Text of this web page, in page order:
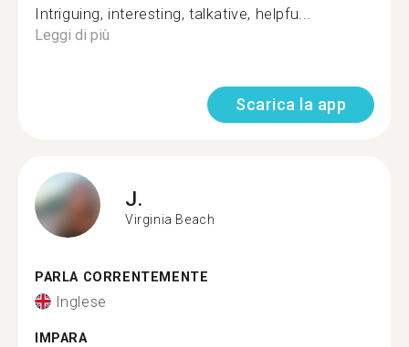
Intriguing, interesting, talkative, helpfu...
Leggi di più
Scarica la app
J.
Virginia Beach
PARLA CORRENTEMENTE
Inglese
IMPARA